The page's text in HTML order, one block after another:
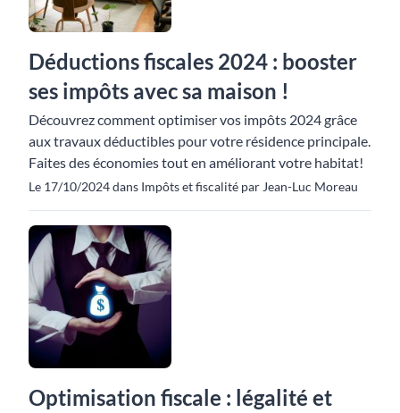
Déductions fiscales 2024 : booster
ses impôts avec sa maison !
Découvrez comment optimiser vos impôts 2024 grâce
aux travaux déductibles pour votre résidence principale.
Faites des économies tout en améliorant votre habitat!
Le 17/10/2024 dans Impôts et fiscalité par Jean-Luc Moreau
Optimisation fiscale : légalité et